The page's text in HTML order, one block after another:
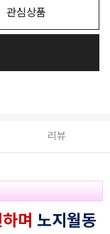
관심상품
리뷰
며 노지월동